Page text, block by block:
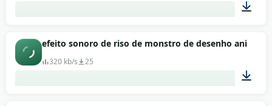
00:21
efeito sonoro de riso de monstro de desenho animado
320 kb/s 25